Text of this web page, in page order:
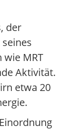
der
wie MRT
Aktivität.
etwa 20